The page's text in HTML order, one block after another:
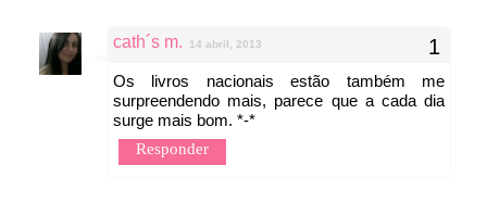
cath´s m. 14 abril, 2013
Os livros nacionais estão também me
surpreendendo mais, parece que a cada dia
surge mais bom. *-*
Responder